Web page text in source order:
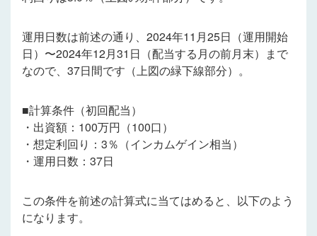
運用日数は前述の通り、2024年11月25日（運用開始
日）〜2024年12月31日（配当する月の前月末）まで
なので、37日間です（上図の緑下線部分）。
■計算条件（初回配当）
・出資額：100万円（100口）
・想定利回り：3％（インカムゲイン相当）
・運用日数：37日
この条件を前述の計算式に当てはめると、以下のよう
になります。